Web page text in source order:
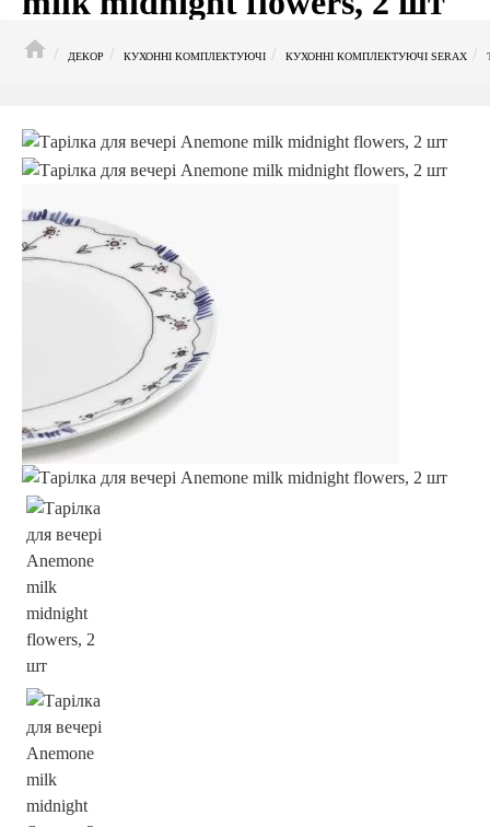
ДЕКОР
КУХОННІ КОМПЛЕКТУЮЧІ КУХОННІ КОМПЛЕКТУЮЧІ SERAX